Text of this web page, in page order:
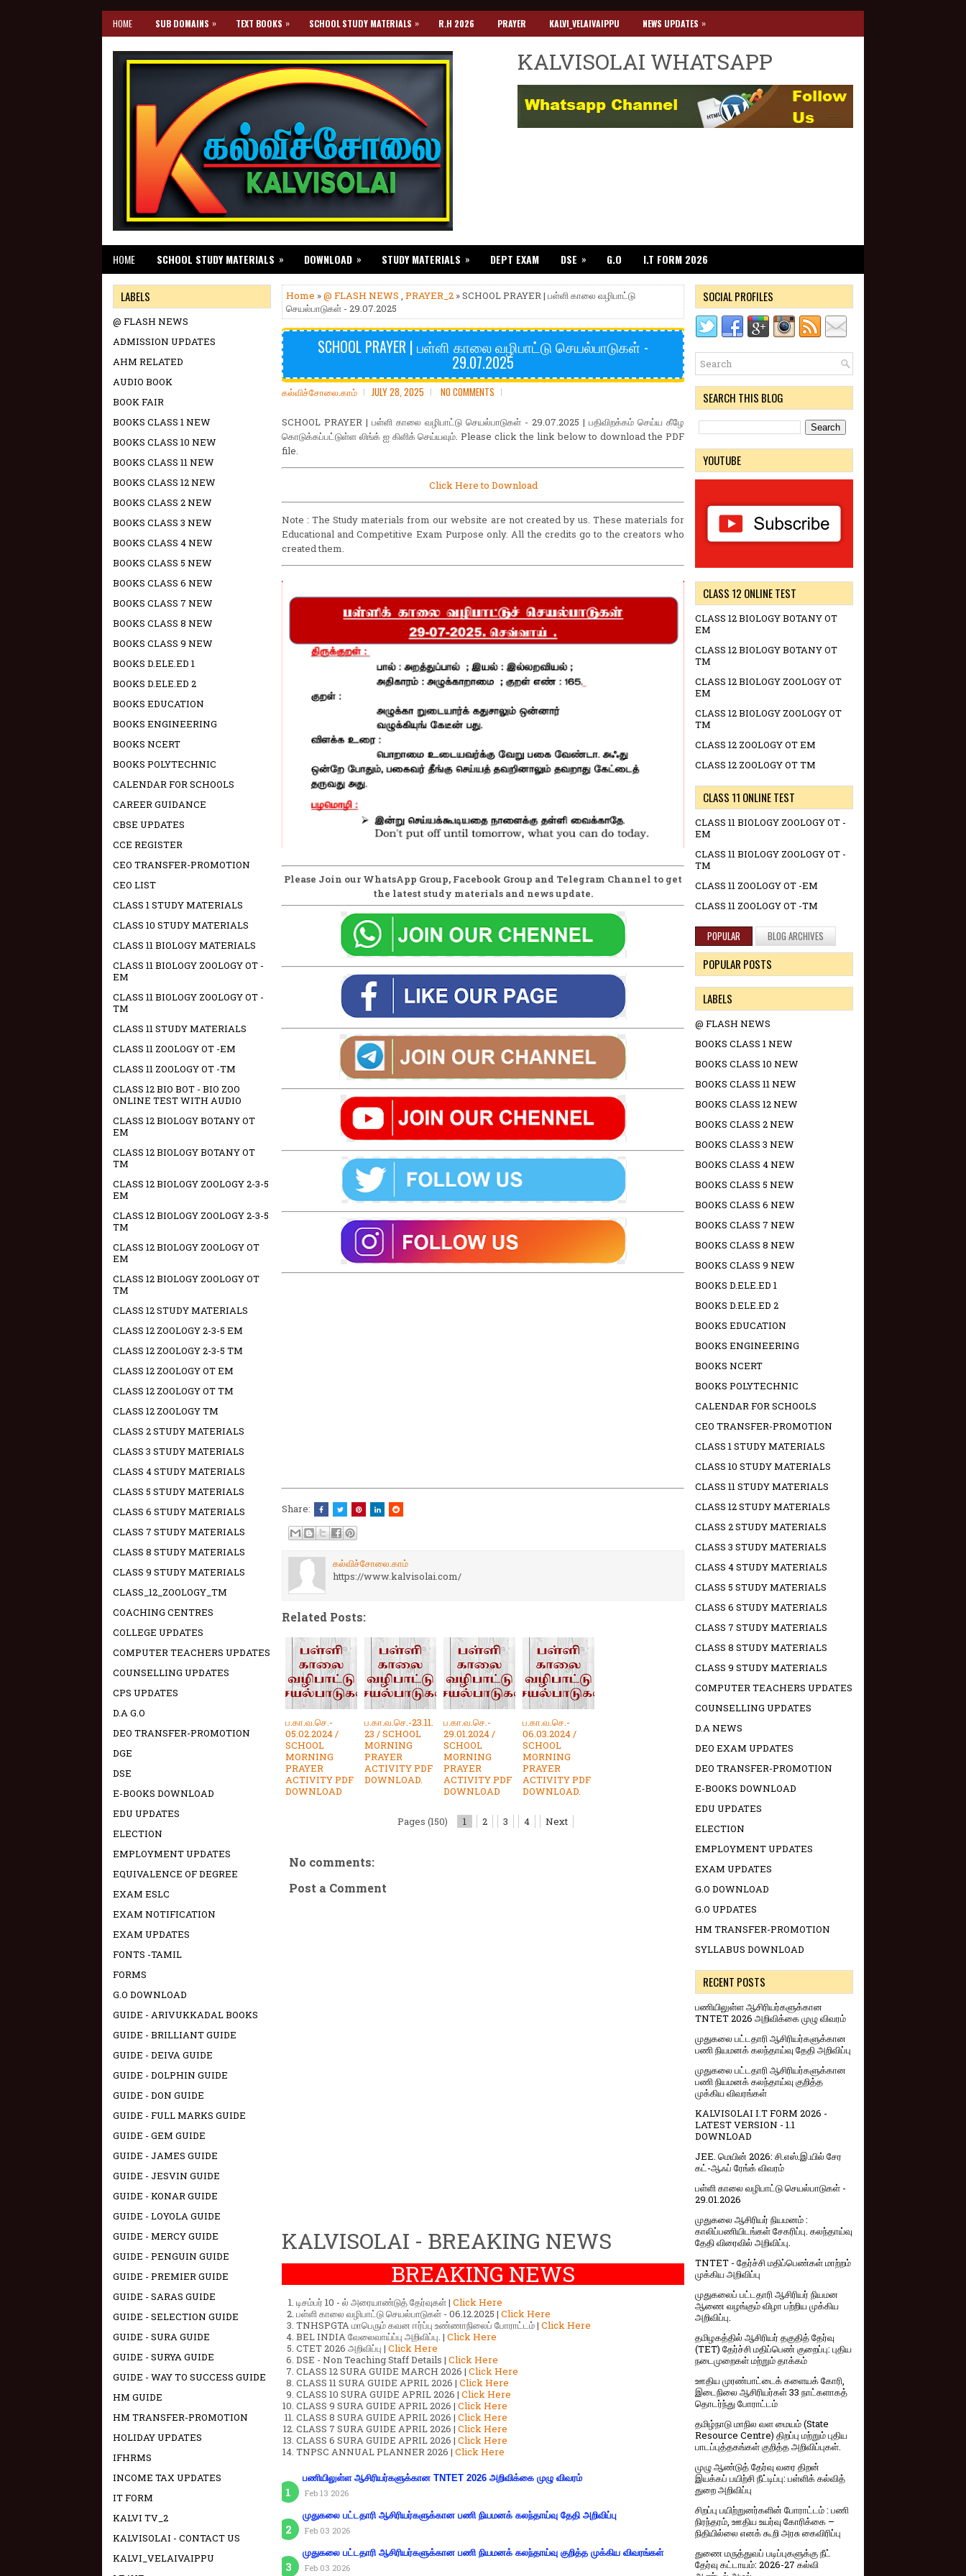
HOME SUB DOMAINS » TEXT BOOKS » SCHOOL STUDY MATERIALS » R.H 2026 PRAYER KALVI_VELAIVAIPPU NEWS UPDATES »
KALVISOLAI WHATSAPP
HOME SCHOOL STUDY MATERIALS » DOWNLOAD » STUDY MATERIALS » DEPT EXAM DSE » G.O I.T FORM 2026
Home »@ FLASH NEWS , PRAYER_2 » SCHOOL PRAYER | பள்ளி காலை வழிபாட்டு
செயல்பாடுகள் - 29.07.2025
SCHOOL PRAYER | பள்ளி காலை வழிபாட்டு செயல்பாடுகள் -
29.07.2025
கல்விச்சோலை.காம் JULY 28, 2025 NO COMMENTS
SCHOOL PRAYER | பள்ளி காலை வழிபாட்டு செயல்பாடுகள் - 29.07.2025 | பதிவிறக்கம் செய்ய கீழே
கொடுக்கப்பட்டுள்ள லிங்க் ஐ கிளிக் செய்யவும். Please click the link below to download the PDF
file.
Click Here to Download
Note : The Study materials from our website are not created by us. These materials for
Educational and Competitive Exam Purpose only. All the credits go to the creators who
created them.
Please Join our WhatsApp Group, Facebook Group and Telegram Channel to get
the latest study materials and news update.
Share:
கல்விச்சோலை.காம்
https://www.kalvisolai.com/
Related Posts:
ப.கா.வ.செ.-
05.02.2024 /
SCHOOL
MORNING
PRAYER
ACTIVITY PDF
DOWNLOAD
ப.கா.வ.செ.-23.11.
23 / SCHOOL
MORNING
PRAYER
ACTIVITY PDF
DOWNLOAD.
ப.கா.வ.செ.-
29.01.2024 /
SCHOOL
MORNING
PRAYER
ACTIVITY PDF
DOWNLOAD
ப.கா.வ.செ.-
06.03.2024 /
SCHOOL
MORNING
PRAYER
ACTIVITY PDF
DOWNLOAD.
Pages (150) 1 2 3 4 Next
No comments:
Post a Comment
KALVISOLAI - BREAKING NEWS
BREAKING NEWS
டிசம்பர் 10 - ல் அரையாண்டுத் தேர்வுகள் | Click Here
பள்ளி காலை வழிபாட்டு செயல்பாடுகள் - 06.12.2025 | Click Here
TNHSPGTA மாபெரும் கவன ஈர்ப்பு உண்ணாநிலைப் போராட்டம் | Click Here
BEL INDIA வேலைவாய்ப்பு அறிவிப்பு. | Click Here
CTET 2026 அறிவிப்பு | Click Here
DSE - Non Teaching Staff Details | Click Here
CLASS 12 SURA GUIDE MARCH 2026 | Click Here
CLASS 11 SURA GUIDE APRIL 2026 | Click Here
CLASS 10 SURA GUIDE APRIL 2026 | Click Here
CLASS 9 SURA GUIDE APRIL 2026 | Click Here
CLASS 8 SURA GUIDE APRIL 2026 | Click Here
CLASS 7 SURA GUIDE APRIL 2026 | Click Here
CLASS 6 SURA GUIDE APRIL 2026 | Click Here
TNPSC ANNUAL PLANNER 2026 | Click Here
பணியிலுள்ள ஆசிரியர்களுக்கான TNTET 2026 அறிவிக்கை முழு விவரம்
Feb 13 2026
முதுகலை பட்டதாரி ஆசிரியர்களுக்கான பணி நியமனக் கலந்தாய்வு தேதி அறிவிப்பு
Feb 03 2026
முதுகலை பட்டதாரி ஆசிரியர்களுக்கான பணி நியமனக் கலந்தாய்வு குறித்த முக்கிய விவரங்கள்
Feb 03 2026
LABELS
@ FLASH NEWS
ADMISSION UPDATES
AHM RELATED
AUDIO BOOK
BOOK FAIR
BOOKS CLASS 1 NEW
BOOKS CLASS 10 NEW
BOOKS CLASS 11 NEW
BOOKS CLASS 12 NEW
BOOKS CLASS 2 NEW
BOOKS CLASS 3 NEW
BOOKS CLASS 4 NEW
BOOKS CLASS 5 NEW
BOOKS CLASS 6 NEW
BOOKS CLASS 7 NEW
BOOKS CLASS 8 NEW
BOOKS CLASS 9 NEW
BOOKS D.ELE.ED 1
BOOKS D.ELE.ED 2
BOOKS EDUCATION
BOOKS ENGINEERING
BOOKS NCERT
BOOKS POLYTECHNIC
CALENDAR FOR SCHOOLS
CAREER GUIDANCE
CBSE UPDATES
CCE REGISTER
CEO TRANSFER-PROMOTION
CEO LIST
CLASS 1 STUDY MATERIALS
CLASS 10 STUDY MATERIALS
CLASS 11 BIOLOGY MATERIALS
CLASS 11 BIOLOGY ZOOLOGY OT -
EM
CLASS 11 BIOLOGY ZOOLOGY OT -
TM
CLASS 11 STUDY MATERIALS
CLASS 11 ZOOLOGY OT -EM
CLASS 11 ZOOLOGY OT -TM
CLASS 12 BIO BOT - BIO ZOO
ONLINE TEST WITH AUDIO
CLASS 12 BIOLOGY BOTANY OT
EM
CLASS 12 BIOLOGY BOTANY OT
TM
CLASS 12 BIOLOGY ZOOLOGY 2-3-5
EM
CLASS 12 BIOLOGY ZOOLOGY 2-3-5
TM
CLASS 12 BIOLOGY ZOOLOGY OT
EM
CLASS 12 BIOLOGY ZOOLOGY OT
TM
CLASS 12 STUDY MATERIALS
CLASS 12 ZOOLOGY 2-3-5 EM
CLASS 12 ZOOLOGY 2-3-5 TM
CLASS 12 ZOOLOGY OT EM
CLASS 12 ZOOLOGY OT TM
CLASS 12 ZOOLOGY TM
CLASS 2 STUDY MATERIALS
CLASS 3 STUDY MATERIALS
CLASS 4 STUDY MATERIALS
CLASS 5 STUDY MATERIALS
CLASS 6 STUDY MATERIALS
CLASS 7 STUDY MATERIALS
CLASS 8 STUDY MATERIALS
CLASS 9 STUDY MATERIALS
CLASS_12_ZOOLOGY_TM
COACHING CENTRES
COLLEGE UPDATES
COMPUTER TEACHERS UPDATES
COUNSELLING UPDATES
CPS UPDATES
D.A G.O
DEO TRANSFER-PROMOTION
DGE
DSE
E-BOOKS DOWNLOAD
EDU UPDATES
ELECTION
EMPLOYMENT UPDATES
EQUIVALENCE OF DEGREE
EXAM ESLC
EXAM NOTIFICATION
EXAM UPDATES
FONTS -TAMIL
FORMS
G.O DOWNLOAD
GUIDE - ARIVUKKADAL BOOKS
GUIDE - BRILLIANT GUIDE
GUIDE - DEIVA GUIDE
GUIDE - DOLPHIN GUIDE
GUIDE - DON GUIDE
GUIDE - FULL MARKS GUIDE
GUIDE - GEM GUIDE
GUIDE - JAMES GUIDE
GUIDE - JESVIN GUIDE
GUIDE - KONAR GUIDE
GUIDE - LOYOLA GUIDE
GUIDE - MERCY GUIDE
GUIDE - PENGUIN GUIDE
GUIDE - PREMIER GUIDE
GUIDE - SARAS GUIDE
GUIDE - SELECTION GUIDE
GUIDE - SURA GUIDE
GUIDE - SURYA GUIDE
GUIDE - WAY TO SUCCESS GUIDE
HM GUIDE
HM TRANSFER-PROMOTION
HOLIDAY UPDATES
IFHRMS
INCOME TAX UPDATES
IT FORM
KALVI TV_2
KALVISOLAI - CONTACT US
KALVI_VELAIVAIPPU
SOCIAL PROFILES
SEARCH THIS BLOG
YOUTUBE
CLASS 12 ONLINE TEST
CLASS 12 BIOLOGY BOTANY OT
EM
CLASS 12 BIOLOGY BOTANY OT
TM
CLASS 12 BIOLOGY ZOOLOGY OT
EM
CLASS 12 BIOLOGY ZOOLOGY OT
TM
CLASS 12 ZOOLOGY OT EM
CLASS 12 ZOOLOGY OT TM
CLASS 11 ONLINE TEST
CLASS 11 BIOLOGY ZOOLOGY OT -
EM
CLASS 11 BIOLOGY ZOOLOGY OT -
TM
CLASS 11 ZOOLOGY OT -EM
CLASS 11 ZOOLOGY OT -TM
POPULAR BLOG ARCHIVES
POPULAR POSTS
LABELS
@ FLASH NEWS
BOOKS CLASS 1 NEW
BOOKS CLASS 10 NEW
BOOKS CLASS 11 NEW
BOOKS CLASS 12 NEW
BOOKS CLASS 2 NEW
BOOKS CLASS 3 NEW
BOOKS CLASS 4 NEW
BOOKS CLASS 5 NEW
BOOKS CLASS 6 NEW
BOOKS CLASS 7 NEW
BOOKS CLASS 8 NEW
BOOKS CLASS 9 NEW
BOOKS D.ELE.ED 1
BOOKS D.ELE.ED 2
BOOKS EDUCATION
BOOKS ENGINEERING
BOOKS NCERT
BOOKS POLYTECHNIC
CALENDAR FOR SCHOOLS
CEO TRANSFER-PROMOTION
CLASS 1 STUDY MATERIALS
CLASS 10 STUDY MATERIALS
CLASS 11 STUDY MATERIALS
CLASS 12 STUDY MATERIALS
CLASS 2 STUDY MATERIALS
CLASS 3 STUDY MATERIALS
CLASS 4 STUDY MATERIALS
CLASS 5 STUDY MATERIALS
CLASS 6 STUDY MATERIALS
CLASS 7 STUDY MATERIALS
CLASS 8 STUDY MATERIALS
CLASS 9 STUDY MATERIALS
COMPUTER TEACHERS UPDATES
COUNSELLING UPDATES
D.A NEWS
DEO EXAM UPDATES
DEO TRANSFER-PROMOTION
E-BOOKS DOWNLOAD
EDU UPDATES
ELECTION
EMPLOYMENT UPDATES
EXAM UPDATES
G.O DOWNLOAD
G.O UPDATES
HM TRANSFER-PROMOTION
SYLLABUS DOWNLOAD
RECENT POSTS
பணியிலுள்ள ஆசிரியர்களுக்கான
TNTET 2026 அறிவிக்கை முழு விவரம்
முதுகலை பட்டதாரி ஆசிரியர்களுக்கான
பணி நியமனக் கலந்தாய்வு தேதி அறிவிப்பு
முதுகலை பட்டதாரி ஆசிரியர்களுக்கான
பணி நியமனக் கலந்தாய்வு குறித்த
முக்கிய விவரங்கள்
KALVISOLAI I.T FORM 2026 -
LATEST VERSION - 1.1
DOWNLOAD
JEE. மெயின் 2026: சி.எஸ்.இ.யில் சேர
கட்-ஆஃப் ரேங்க் விவரம்
பள்ளி காலை வழிபாட்டு செயல்பாடுகள் -
29.01.2026
முதுகலை ஆசிரியர் நியமனம் :
காலிப்பணியிடங்கள் சேகரிப்பு. கலந்தாய்வு
தேதி விரைவில் அறிவிப்பு.
TNTET - தேர்ச்சி மதிப்பெண்கள் மாற்றம்
முக்கிய அறிவிப்பு
முதுகலைப் பட்டதாரி ஆசிரியர் நியமன
ஆணை வழங்கும் விழா பற்றிய முக்கிய
அறிவிப்பு.
தமிழகத்தில் ஆசிரியர் தகுதித் தேர்வு
(TET) தேர்ச்சி மதிப்பெண் குறைப்பு: புதிய
நடைமுறைகள் மற்றும் தாக்கம்
ஊதிய முரண்பாட்டைக் களையக் கோரி,
இடைநிலை ஆசிரியர்கள் 33 நாட்களாகத்
தொடர்ந்து போராட்டம்
தமிழ்நாடு மாநில வள மையம் (State
Resource Centre) திறப்பு மற்றும் புதிய
பாடப்புத்தகங்கள் குறித்த அறிவிப்புகள்.
முழு ஆண்டுத் தேர்வு வரை திறன்
இயக்கப் பயிற்சி நீட்டிப்பு: பள்ளிக் கல்வித்
துறை அறிவிப்பு
சிறப்பு பயிற்றுனர்களின் போராட்டம் : பணி
நிரந்தரம், ஊதிய உயர்வு கோரிக்கை –
நிதியில்லை எனக் கூறி அரசு கைவிரிப்பு
துணை மருத்துவப் படிப்புகளுக்கு நீட்
தேர்வு கட்டாயம்: 2026-27 கல்வி